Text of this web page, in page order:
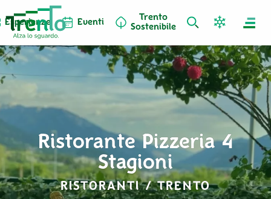
Esperienze Eventi
Trento
Sostenibile
Ristorante Pizzeria 4
Stagioni
RISTORANTI / TRENTO